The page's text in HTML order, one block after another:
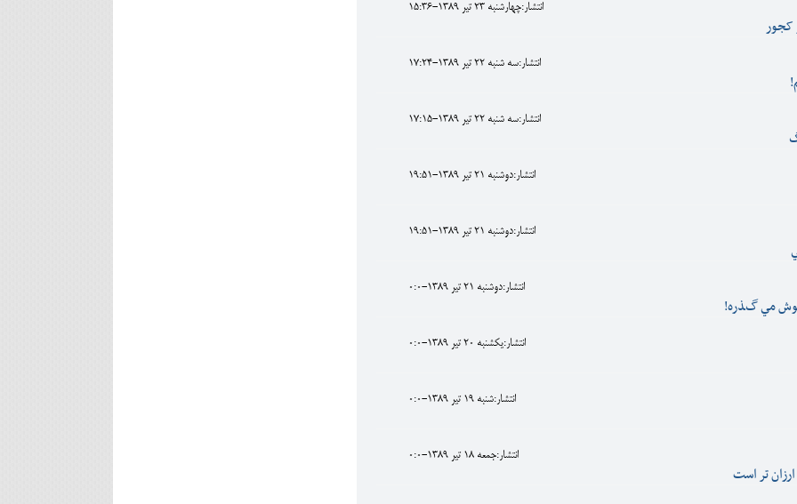
انتشار:چهارشنبه 23 تير 1389-15:36
کجور
انتشار:سه شنبه 22 تير 1389-17:24
انتشار:سه شنبه 22 تير 1389-17:15
انتشار:دوشنبه 21 تير 1389-19:51
انتشار:دوشنبه 21 تير 1389-19:51
انتشار:دوشنبه 21 تير 1389-0:0
مي گذره!
انتشار:يکشنبه 20 تير 1389-0:0
انتشار:شنبه 19 تير 1389-0:0
انتشار:جمعه 18 تير 1389-0:0
تر است